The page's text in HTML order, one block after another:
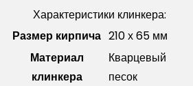
Характеристики клинкера:
Размер кирпича 210 х 65 мм
Материал
клинкера
Кварцевый
песок